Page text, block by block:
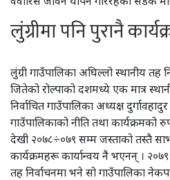
लुंग्रीमा पनि पुरानै
लुंग्री गाउँपालिका अघिल्लो स्थानीय तह
जितेको रोल्पाको दशमध्ये एक मात्र
निर्वाचित गाउँपालिका अध्यक्ष
गाउँपालिकाको नीति तथा कार्यक्रमको
देखी २०७८÷०७९ सम्म जस्ताको तस्तै
कार्यक्रमहरू कार्यान्वय नै भएनन् ।
तह निर्वाचनमा भने सो गाउँपालिका